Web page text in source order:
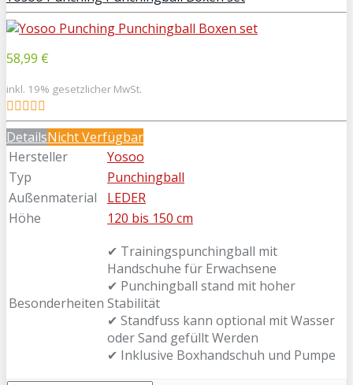
58,99 €
inkl. 19% gesetzlicher MwSt.
DetailsNicht Verfügbar
Hersteller
Yosoo
Typ
Punchingball
Außenmaterial
LEDER
Höhe
120 bis 150 cm
Besonderheiten
✔ Trainingspunchingball mit
Handschuhe für Erwachsene
✔ Punchingball stand mit hoher
Stabilität
✔ Standfuss kann optional mit Wasser
oder Sand gefüllt Werden
✔ Inklusive Boxhandschuh und Pumpe